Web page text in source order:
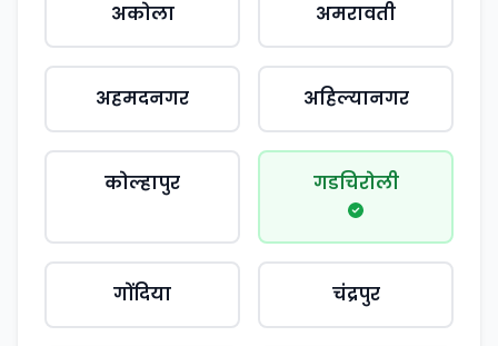
अकोला अमरावती
अहमदनगर अहिल्यानगर
कोल्हापुर गडचिरोली
गोंदिया चंद्रपुर